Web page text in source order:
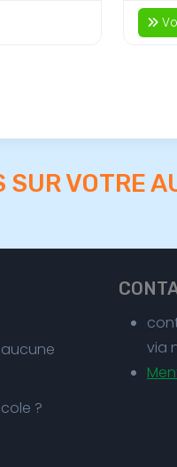
SUR VOTRE
?
via